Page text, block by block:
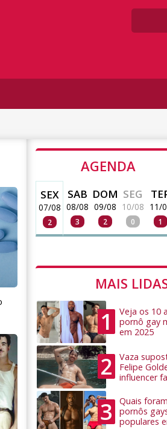
AGENDA
SEX
07/08
2
SAB
08/08
3
DOM
09/08
2
SEG
10/08
0
11/
1
MAIS
1
Veja os 10
pornô gay
em 2025
2
Vaza
Felipe
influencer
3
Quais
pornôs
populares